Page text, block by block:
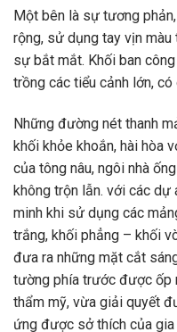
Một bên là sự tương
rộng, sử dụng tay vịn
sự bắt mắt. Khối ban
trồng các tiểu cảnh lớn,
Những đường nét thanh
khối khỏe khoắn, hài hòa
của tông nâu, ngôi nhà
không trộn lẫn. với các dự
minh khi sử dụng các
trắng, khối phẳng – khối
đưa ra những mặt cắt
tường phía trước được ốp
thẩm mỹ, vừa giải quyết
ứng được sở thích của